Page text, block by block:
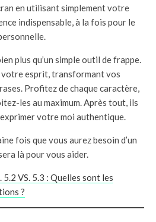
en utilisant simplement votre
indispensable, à la fois pour le
plus qu’un simple outil de frappe.
votre esprit, transformant vos
Profitez de chaque caractère,
les au maximum. Après tout, ils
votre moi authentique.
fois que vous aurez besoin d’un
là pour vous aider.
VS. 5.3 : Quelles sont les
?